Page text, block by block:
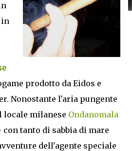
in
prodotto da Eidos e
Nonostante l'aria pungente
locale milanese Ondanomala
con tanto di sabbia di mare
dell'agente speciale